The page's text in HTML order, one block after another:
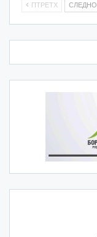
ПТРЕТХ СЛЕДНО